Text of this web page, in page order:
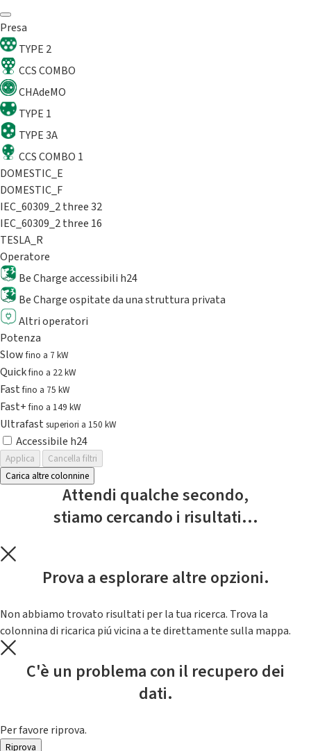
Presa
TYPE 2
CCS COMBO
CHAdeMO
TYPE 1
TYPE 3A
CCS COMBO 1
DOMESTIC_E
DOMESTIC_F
IEC_60309_2 three 32
IEC_60309_2 three 16
TESLA_R
Operatore
Be Charge accessibili h24
Be Charge ospitate da una struttura privata
Altri operatori
Potenza
Slowfino a 7 kW
Quickfino a 22 kW
Fastfino a 75 kW
Fast+fino a 149 kW
Ultrafast superiori a 150 kW
Accessibile h24
Applica
Cancella filtri
Carica altre colonnine
Attendi qualche secondo,
stiamo cercando i risultati...
Prova a esplorare altre opzioni.
Non abbiamo trovato risultati per la tua ricerca. Trova la
colonnina di ricarica piú vicina a te direttamente sulla mappa.
C'è un problema con il recupero dei
dati.
Per favore riprova.
Riprova